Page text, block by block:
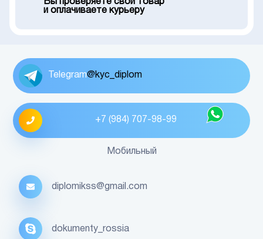
Вы проверяете свой товар
и оплачиваете курьеру
Telegram@kyc_diplom
+7 (984) 707-98-99
Мобильный
diplomikss@gmail.com
dokumenty_rossia